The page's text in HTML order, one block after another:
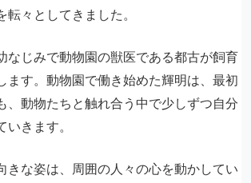
々としてきました。
なじみで動物園の獣医である都古が飼育
ます。動物園で働き始めた輝明は、最初
、動物たちと触れ合う中で少しずつ自分
きます。
きな姿は、周囲の人々の心を動かしてい